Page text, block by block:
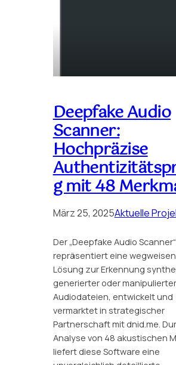
Deepfake Audio
Scanner:
Hochpräzise
g mit 48
März 25, 2025Aktuelle
Der „Deepfake Audio Scanner“
repräsentiert eine
Lösung zur Erkennung
generierter oder manipulierter
Audiodateien, entwickelt und
vermarktet in strategischer
Partnerschaft mit dnid.me.
Analyse von 48 akustischen
liefert diese Software eine